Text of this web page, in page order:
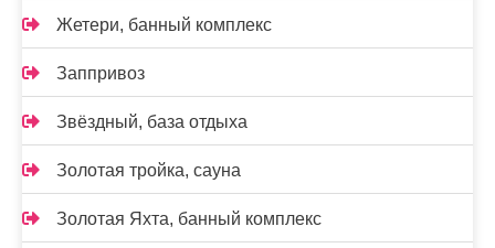
Жетери, банный комплекс
Заппривоз
Звёздный, база отдыха
Золотая тройка, сауна
Золотая Яхта, банный комплекс